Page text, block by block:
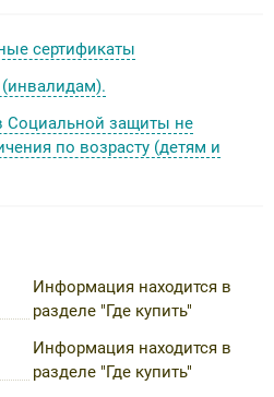
сертификаты
Социальной защиты не
по возрасту (детям и
Информация находится в
разделе "Где купить"
Информация находится в
разделе "Где купить"